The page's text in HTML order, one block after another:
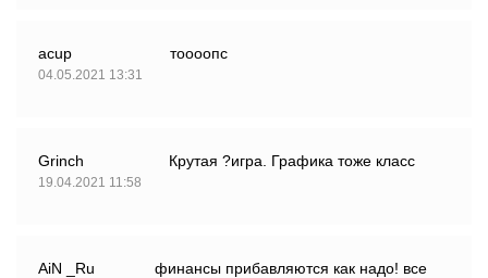
acup
04.05.2021 13:31
тоооопс
Grinch
19.04.2021 11:58
Крутая ?игра. Графика тоже класс
AiN _Ru
финансы прибавляются как надо! все